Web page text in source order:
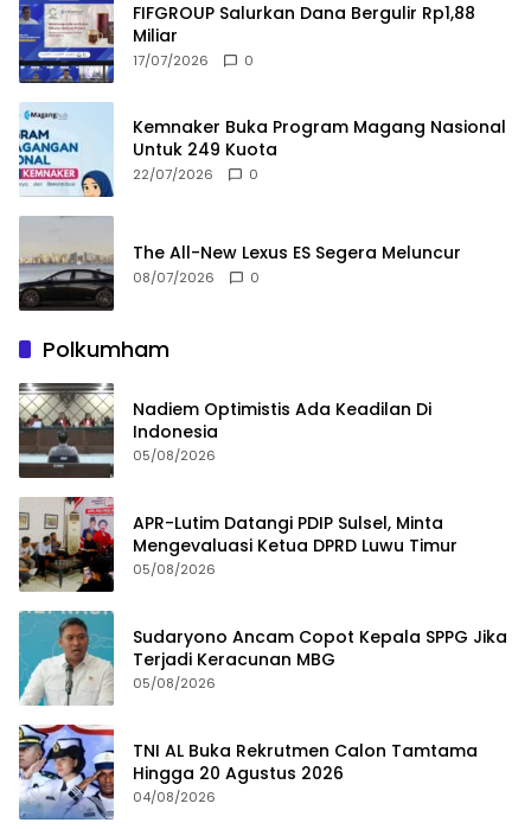
FIFGROUP Salurkan Dana Bergulir Rp1,88
Miliar
17/07/2026 0
Kemnaker Buka Program Magang Nasional
Untuk 249 Kuota
22/07/2026 0
The All-New Lexus ES Segera Meluncur
08/07/2026 0
Polkumham
Nadiem Optimistis Ada Keadilan Di
Indonesia
05/08/2026
APR-Lutim Datangi PDIP Sulsel, Minta
Mengevaluasi Ketua DPRD Luwu Timur
05/08/2026
Sudaryono Ancam Copot Kepala SPPG Jika
Terjadi Keracunan MBG
05/08/2026
TNI AL Buka Rekrutmen Calon Tamtama
Hingga 20 Agustus 2026
04/08/2026